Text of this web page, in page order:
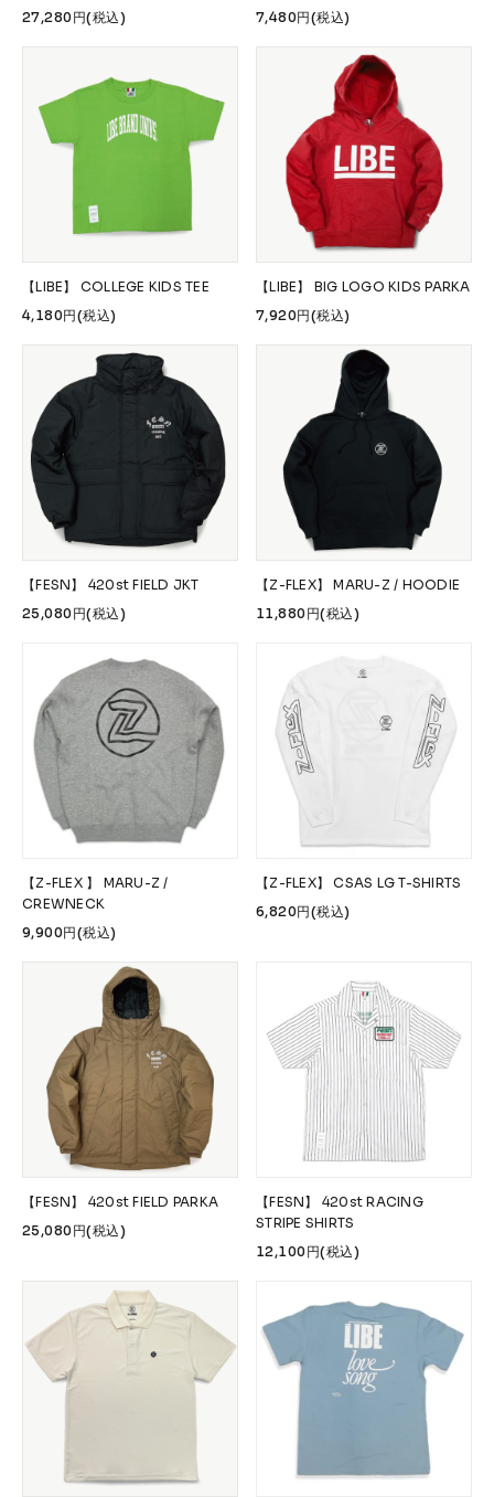
27,280円(税込)
7,480円(税込)
【LIBE】 COLLEGE KIDS TEE
4,180円(税込)
【LIBE】 BIG LOGO KIDS PARKA
7,920円(税込)
【FESN】 420st FIELD JKT
25,080円(税込)
【Z-FLEX】 MARU-Z / HOODIE
11,880円(税込)
【Z-FLEX 】 MARU-Z /
CREWNECK
9,900円(税込)
【Z-FLEX】 CSAS LG T-SHIRTS
6,820円(税込)
【FESN】 420st FIELD PARKA
25,080円(税込)
【FESN】 420st RACING
STRIPE SHIRTS
12,100円(税込)